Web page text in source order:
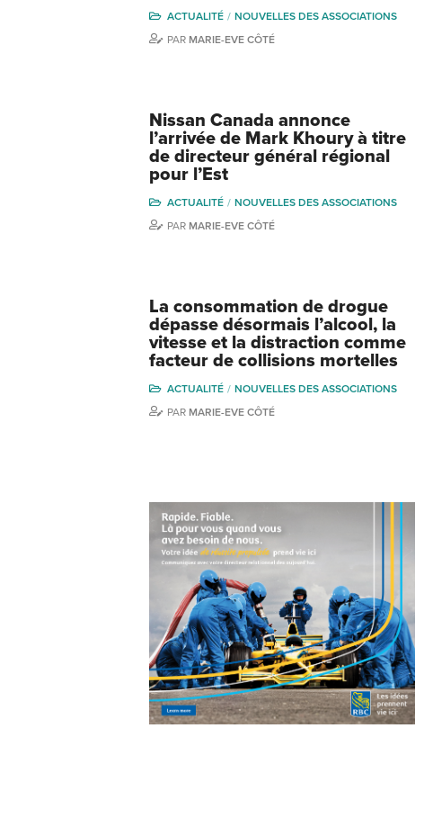
ACTUALITÉ
NOUVELLES DES ASSOCIATIONS
PAR MARIE-EVE CÔTÉ
Nissan Canada annonce
l’arrivée de Mark Khoury à titre
de directeur général régional
pour l’Est
ACTUALITÉ
NOUVELLES DES ASSOCIATIONS
PAR MARIE-EVE CÔTÉ
La consommation de drogue
dépasse désormais l’alcool, la
vitesse et la distraction comme
facteur de collisions mortelles
ACTUALITÉ
NOUVELLES DES ASSOCIATIONS
PAR MARIE-EVE CÔTÉ